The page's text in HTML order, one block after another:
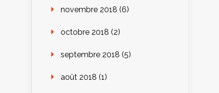
novembre 2018 (6)
octobre 2018 (2)
septembre 2018 (5)
août 2018 (1)